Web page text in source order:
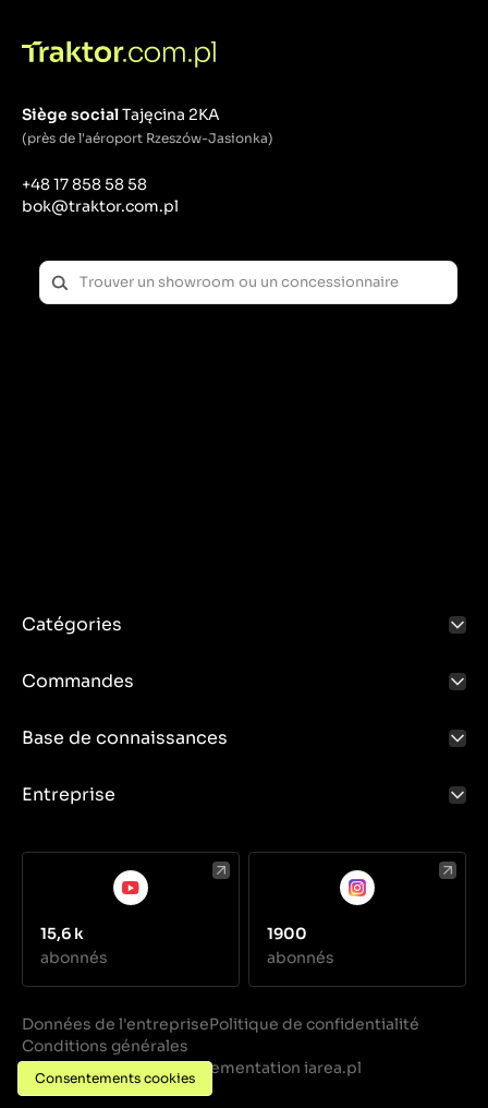
Siège socialTajęcina 2KA
(près de l'aéroport Rzeszów-Jasionka)
+48 17 858 58 58
bok@traktor.com.pl
Catégories
Commandes
Base de connaissances
Entreprise
15,6 k
abonnés
1900
abonnés
Données de l'entreprisePolitique de confidentialité
Conditions générales
Réalisation
Implementation iarea.pl
Consentements cookies